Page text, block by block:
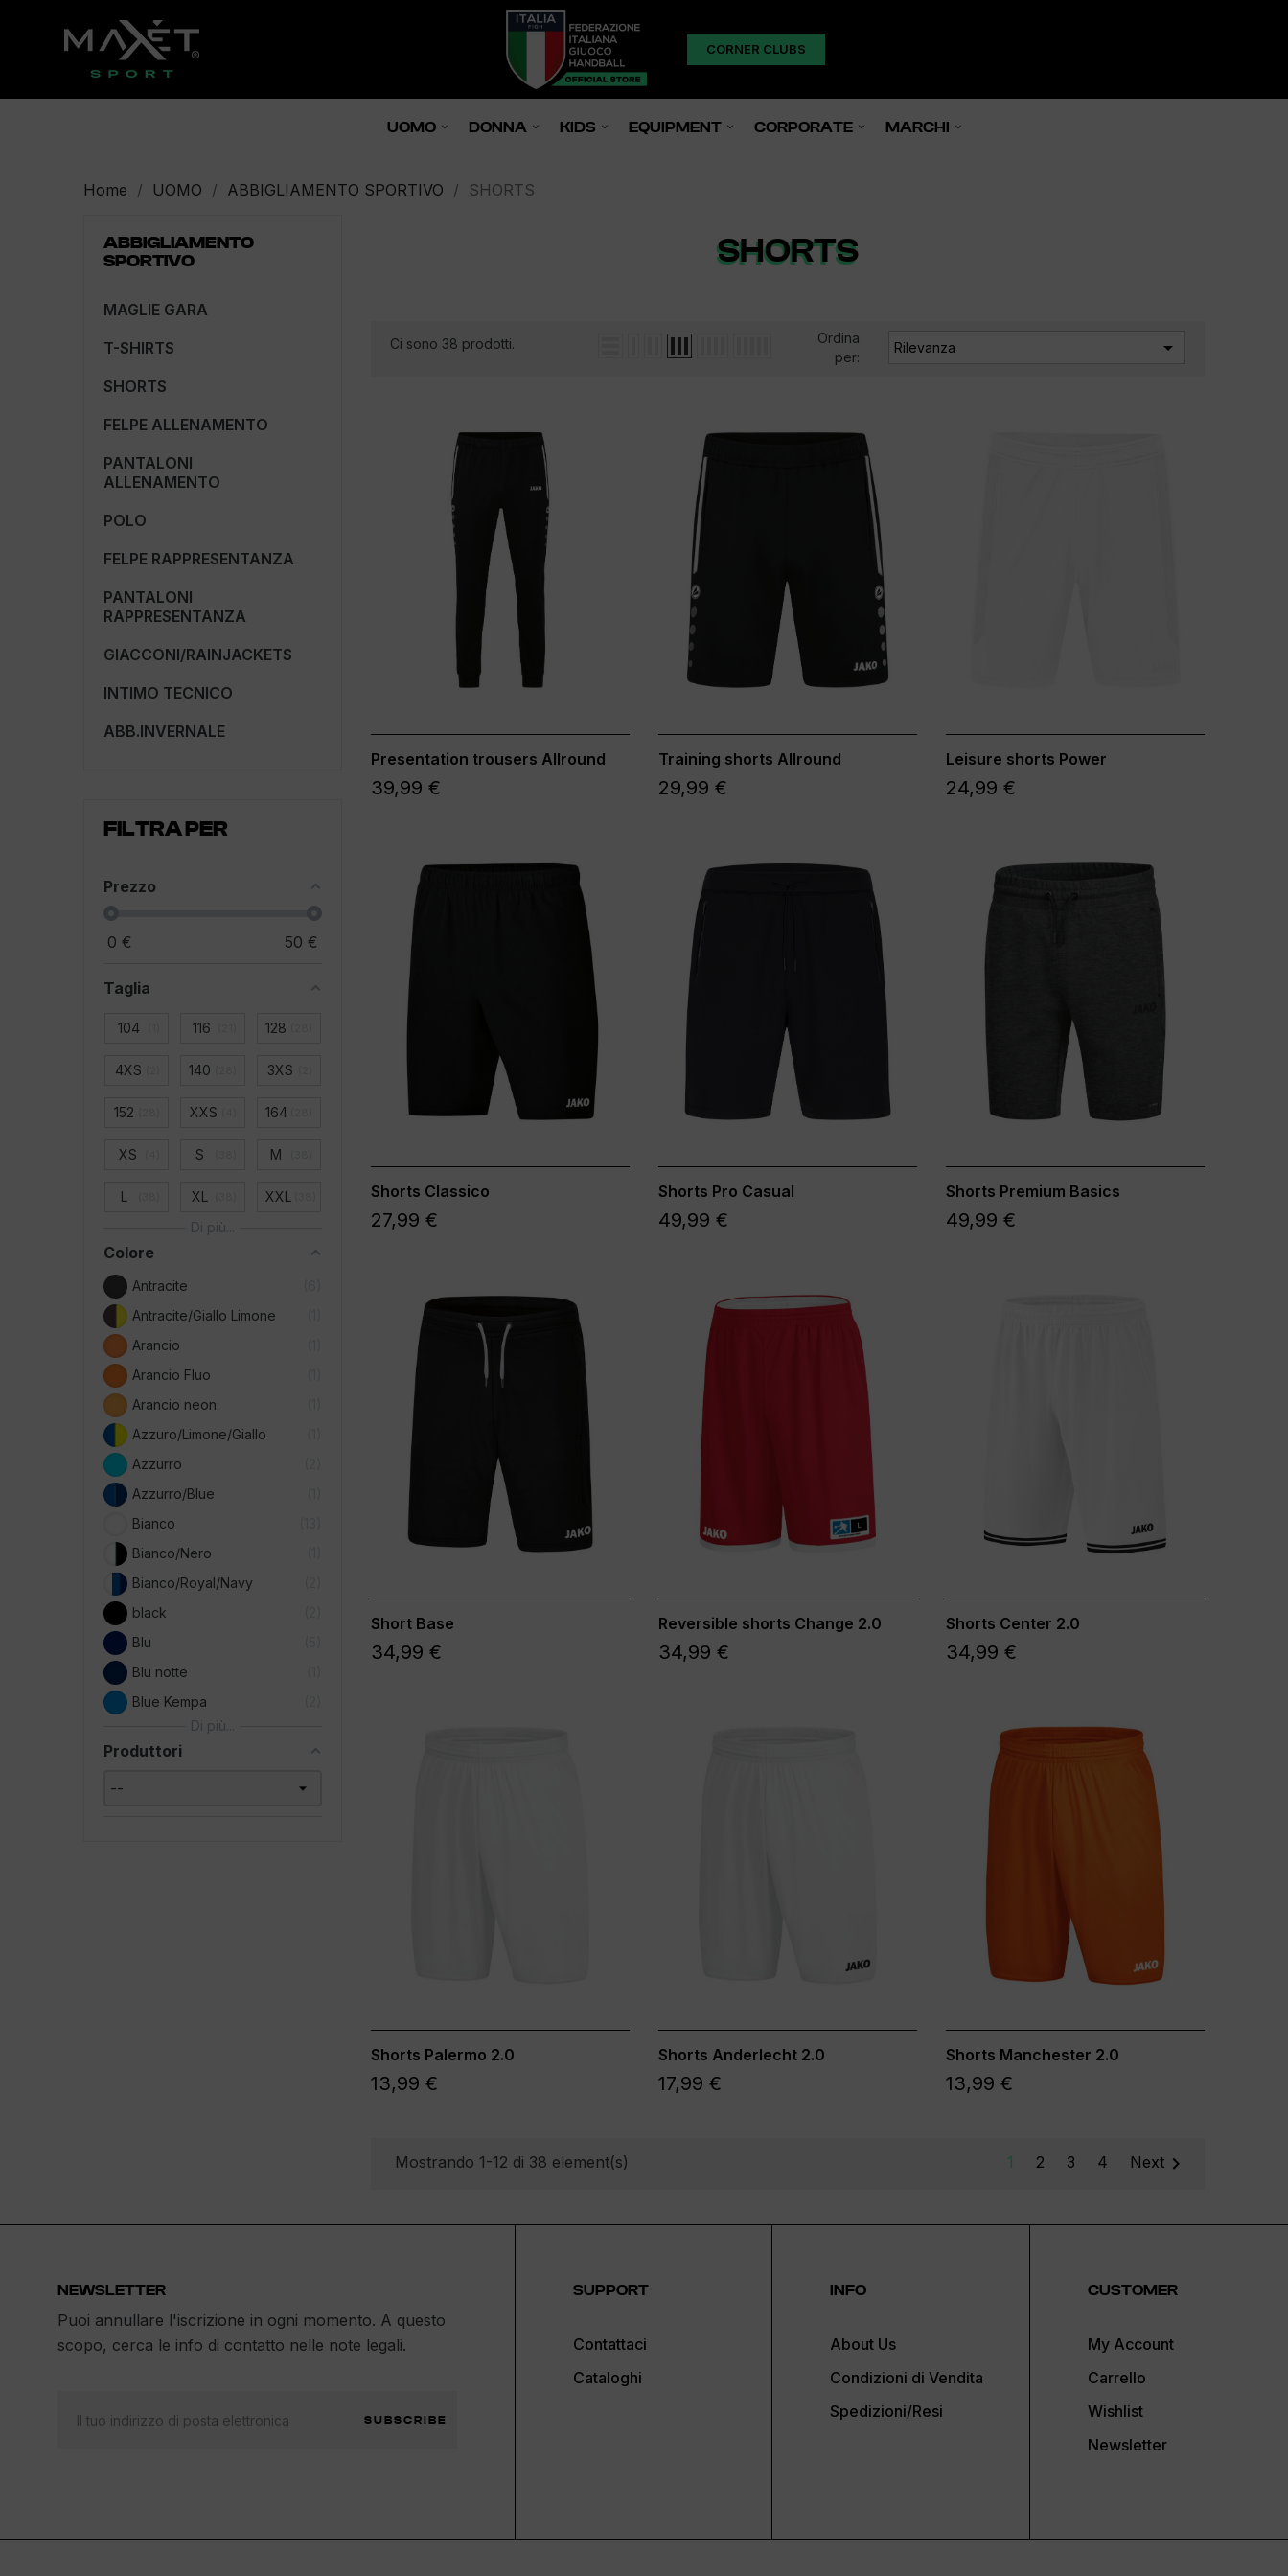
CORNER CLUBS
UOMO DONNA KIDS EQUIPMENT CORPORATE MARCHI
Home UOMO ABBIGLIAMENTO SPORTIVO SHORTS
ABBIGLIAMENTO
SPORTIVO
MAGLIE GARA
T-SHIRTS
SHORTS
FELPE ALLENAMENTO
PANTALONI
ALLENAMENTO
POLO
FELPE RAPPRESENTANZA
PANTALONI
RAPPRESENTANZA
GIACCONI/RAINJACKETS
INTIMO TECNICO
ABB.INVERNALE
FILTRA PER
Prezzo
0 € 50 €
Taglia
104 116 128
4XS 140 3XS
152 XXS 164
XS S M
L XL XXL
Di più...
Colore
Antracite
Antracite/Giallo Limone
Arancio
Arancio Fluo
Arancio neon
Azzuro/Limone/Giallo
Azzurro
Azzurro/Blue
Bianco
Bianco/Nero
Bianco/Royal/Navy
black
Blu
Blu notte
Blue Kempa
Di più...
Produttori
SHORTS
Ci sono 38 prodotti.
Ordina
per:
Rilevanza 
Presentation trousers Allround
39,99 €
Training shorts Allround
29,99 €
Leisure shorts Power
24,99 €
Shorts Classico
27,99 €
Shorts Pro Casual
49,99 €
Shorts Premium Basics
49,99 €
Short Base
34,99 €
Reversible shorts Change 2.0
34,99 €
Shorts Center 2.0
34,99 €
Shorts Palermo 2.0
13,99 €
Shorts Anderlecht 2.0
17,99 €
Shorts Manchester 2.0
13,99 €
Mostrando 1-12 di 38 element(s) 1 2 3 4 Next
NEWSLETTER
Puoi annullare l'iscrizione in ogni momento. A questo
scopo, cerca le info di contatto nelle note legali.
SUBSCRIBE
SUPPORT
Contattaci
Cataloghi
INFO
About Us
Condizioni di Vendita
Spedizioni/Resi
CUSTOMER
My Account
Carrello
Wishlist
Newsletter